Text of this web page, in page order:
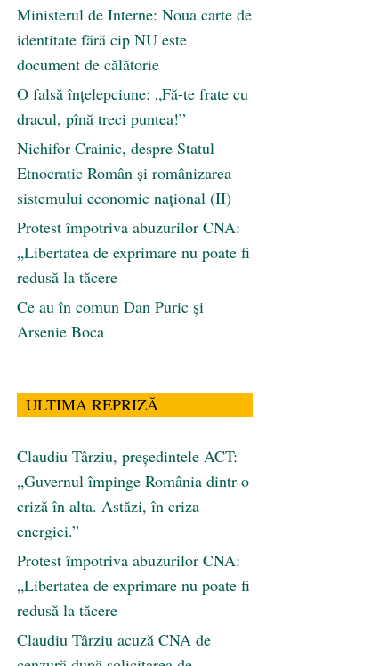
Ministerul de Interne: Noua carte de
identitate fără cip NU este
document de călătorie
O falsă înțelepciune: „Fă-te frate cu
dracul, pînă treci puntea!”
Nichifor Crainic, despre Statul
Etnocratic Român şi românizarea
sistemului economic naţional (II)
Protest împotriva abuzurilor CNA:
„Libertatea de exprimare nu poate fi
redusă la tăcere
Ce au în comun Dan Puric şi
Arsenie Boca
ULTIMA REPRIZĂ
Claudiu Târziu, președintele ACT:
„Guvernul împinge România dintr-o
criză în alta. Astăzi, în criza
energiei.”
Protest împotriva abuzurilor CNA:
„Libertatea de exprimare nu poate fi
redusă la tăcere
Claudiu Târziu acuză CNA de